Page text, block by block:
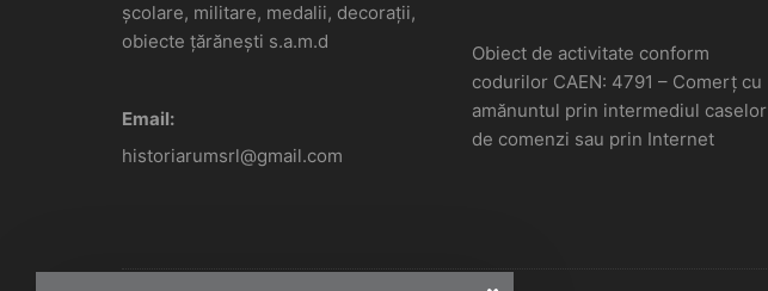
școlare, militare, medalii, decorații,
obiecte țărănești s.a.m.d
Email:
historiarumsrl@gmail.com
Obiect de activitate conform
codurilor CAEN: 4791 – Comerţ cu
amănuntul prin intermediul caselor
de comenzi sau prin Internet